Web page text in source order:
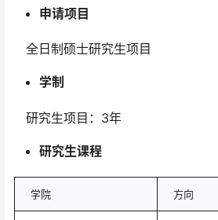
申请项目
全日制硕士研究生项目
学制
研究生项目：3年
研究生课程
学院 方向